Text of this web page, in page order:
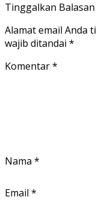
Tinggalkan Balasan
Alamat email Anda
wajib ditandai *
Komentar*
Nama *
Email *